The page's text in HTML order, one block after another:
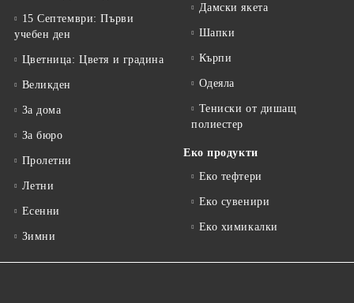
15 Септември: Първи
учебен ден
Цветница: Цветя и градина
Великден
За дома
За бюро
Пролетни
Летни
Есенни
Зимни
Дамски якета
Шапки
Кърпи
Одеяла
Тениски от дишащ
полиестер
Еко продукти
Еко тефтери
Еко сувенири
Еко химикалки